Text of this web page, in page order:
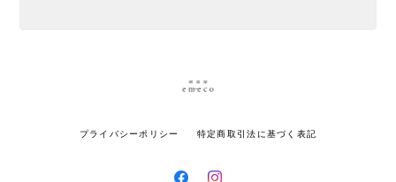
プライバシーポリシー 特定商取引法に基づく表記